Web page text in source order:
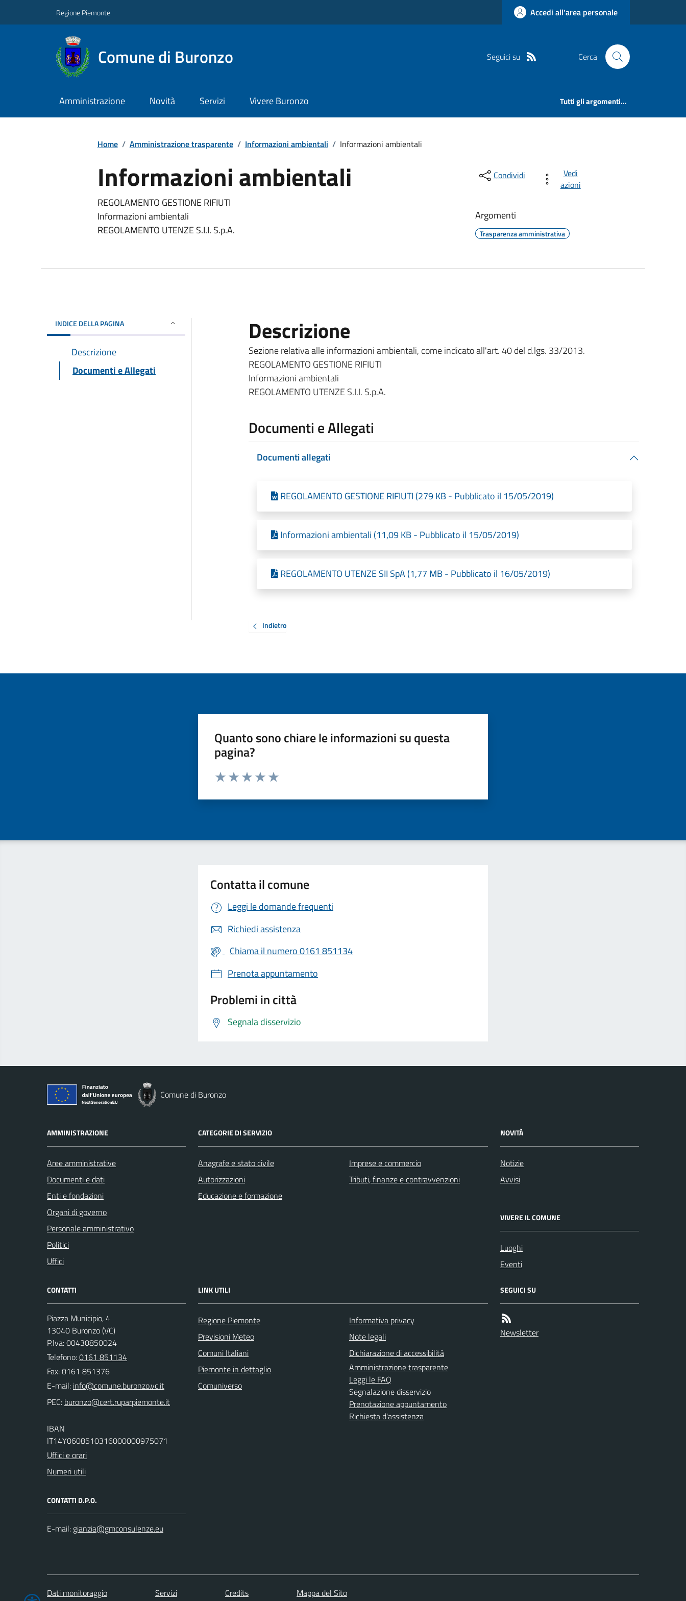
Regione Piemonte Accedi all'area personale
Comune di Buronzo Seguici su Cerca
Amministrazione Novità Servizi Vivere Buronzo Tutti gli argomenti...
Home / Amministrazione trasparente / Informazioni ambientali / Informazioni ambientali
Informazioni ambientali
REGOLAMENTO GESTIONE RIFIUTI
Informazioni ambientali
REGOLAMENTO UTENZE S.I.I. S.p.A.
Condividi
Vedi
azioni
Argomenti
Trasparenza amministrativa
INDICE DELLA PAGINA
Descrizione
Documenti e Allegati
Descrizione
Sezione relativa alle informazioni ambientali, come indicato all'art. 40 del d.lgs. 33/2013.
REGOLAMENTO GESTIONE RIFIUTI
Informazioni ambientali
REGOLAMENTO UTENZE S.I.I. S.p.A.
Documenti e Allegati
Documenti allegati
REGOLAMENTO GESTIONE RIFIUTI (279 KB - Pubblicato il 15/05/2019)
Informazioni ambientali (11,09 KB - Pubblicato il 15/05/2019)
REGOLAMENTO UTENZE SII SpA (1,77 MB - Pubblicato il 16/05/2019)
Indietro
Quanto sono chiare le informazioni su questa
pagina?
Valuta da 1 a 5 stelle la pagina
Contatta il comune
Leggi le domande frequenti
Richiedi assistenza
Chiama il numero 0161 851134
Prenota appuntamento
Problemi in città
Segnala disservizio
Comune di Buronzo
AMMINISTRAZIONE
Aree amministrative
Documenti e dati
Enti e fondazioni
Organi di governo
Personale amministrativo
Politici
Uffici
CATEGORIE DI SERVIZIO
Anagrafe e stato civile
Autorizzazioni
Educazione e formazione
Imprese e commercio
Tributi, finanze e contravvenzioni
NOVITÀ
Notizie
Avvisi
VIVERE IL COMUNE
Luoghi
Eventi
CONTATTI
Piazza Municipio, 4
13040 Buronzo (VC)
P.Iva: 00430850024
Telefono:0161 851134
Fax: 0161 851376
E-mail:
PEC:
IBAN
IT14Y0608510316000000975071
Uffici e orari
Numeri utili
CONTATTI D.P.O.
E-mail:
LINK UTILI
Regione Piemonte
Previsioni Meteo
Comuni Italiani
Piemonte in dettaglio
Comuniverso
Informativa privacy
Note legali
Dichiarazione di accessibilità
Amministrazione trasparente
Leggi le FAQ
Segnalazione disservizio
Prenotazione appuntamento
Richiesta d'assistenza
SEGUICI SU
Newsletter
Dati monitoraggio Servizi Credits Mappa del Sito